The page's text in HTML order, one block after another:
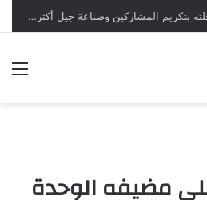
«البطل الواعي» يختتم رحلته بتكريم المشاركين وصناعة جيل أكثر وعياً
مضيفه الوحدة